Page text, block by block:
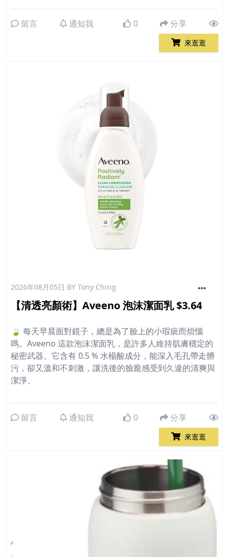
留言 通知我 0 分享
來逛逛
2026年08月05日 BY Tony Ching
【清透亮顏術】Aveeno 泡沫潔面乳 $3.64
🍃 每天早晨面對鏡子，總是為了臉上的小瑕疵而煩惱
嗎。Aveeno 這款泡沫潔面乳，是許多人維持肌膚穩定的
秘密武器。它含有 0.5 % 水楊酸成分，能深入毛孔帶走髒
污，卻又溫和不刺激，讓洗後的臉龐感受到久違的清爽與
潔淨。
留言 通知我 0 分享
來逛逛